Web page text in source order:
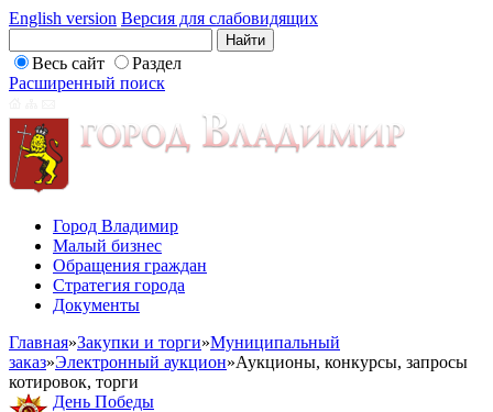
English version Версия для слабовидящих
Весь сайт
Раздел
Расширенный поиск
Город Владимир
Малый бизнес
Обращения граждан
Стратегия города
Документы
Главная»Закупки и торги»Муниципальный
заказ»Электронный аукцион»Аукционы, конкурсы, запросы
котировок, торги
День Победы